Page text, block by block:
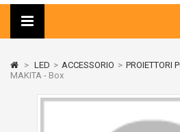
> LED > ACCESSORIO > PROIETTORI
MAKITA - Box